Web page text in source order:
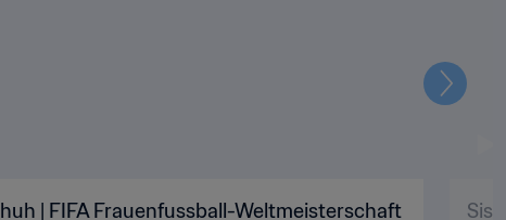
| FIFA Frauenfussball-Weltmeisterschaft
Weiter